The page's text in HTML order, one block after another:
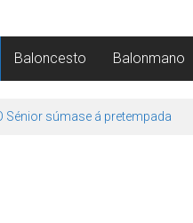
Baloncesto Balonmano
Sénior súmase á pretempada